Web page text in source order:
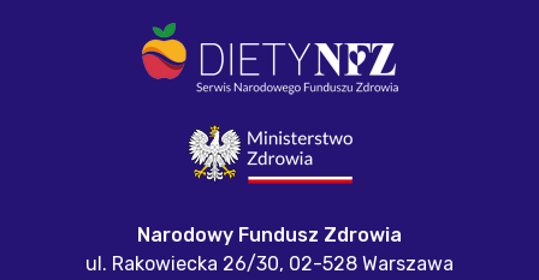
Narodowy Fundusz Zdrowia
ul. Rakowiecka 26/30, 02-528 Warszawa